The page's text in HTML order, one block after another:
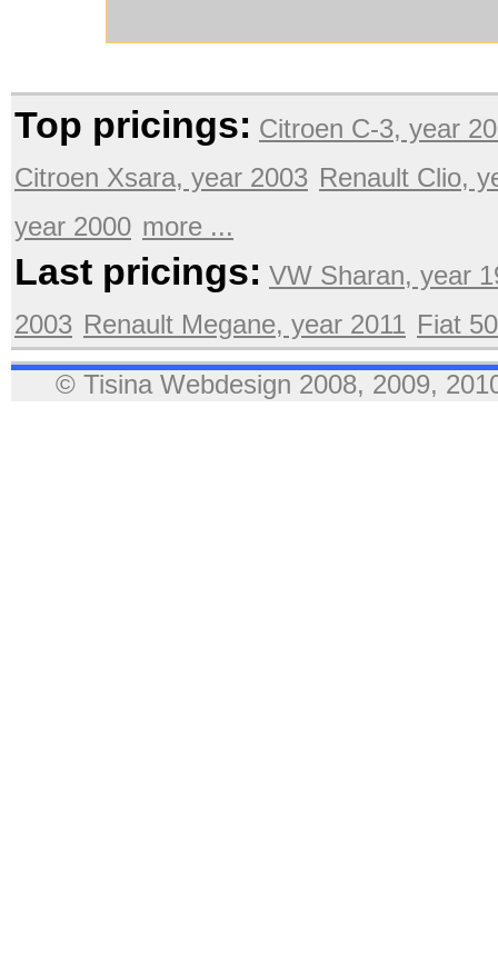
Top pricings: Citroen C-3, year
Citroen Xsara, year 2003 Renault Clio,
year 2000 more ...
Last pricings: VW Sharan, year
2003 Renault Megane, year 2011 Fiat
© Tisina Webdesign 2008, 2009,